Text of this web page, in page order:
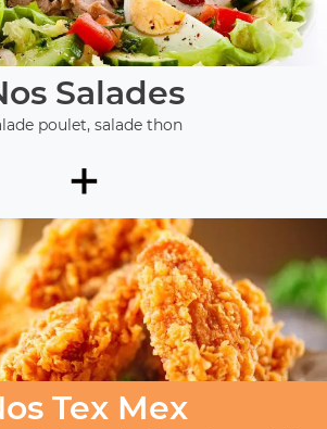
Salades
poulet, salade thon
+
Tex Mex